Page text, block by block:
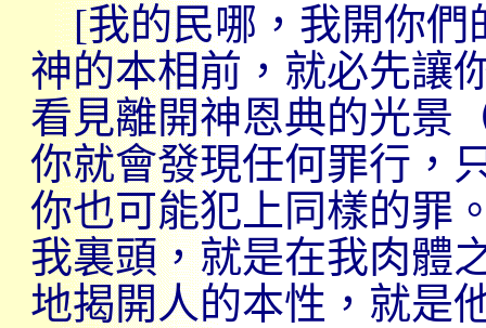
[我的民哪，我開你們
神的本相前 ，就必先讓
看見離開神恩典的光景
你就會發現任何罪行，
你也可能犯上同樣的罪
我裏頭，就是在我肉體
地揭開人的本性 ，就是